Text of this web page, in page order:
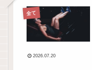
全て
2026.07.20